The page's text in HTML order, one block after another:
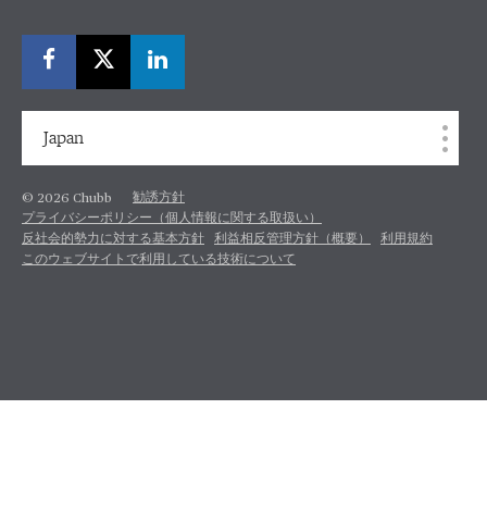
Japan
© 2026 Chubb
勧誘方針
プライバシーポリシー（個人情報に関する取扱い）
反社会的勢力に対する基本方針
利益相反管理方針（概要）
利用規約
このウェブサイトで利用している技術について